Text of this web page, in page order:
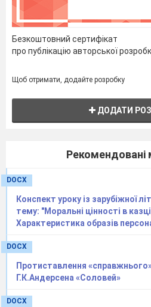
Безкоштовний сертифікат
про публікацію авторської
Щоб отримати, додайте розробку
ДОДАТИ
Рекомендовані
DOCX
Конспект уроку із зарубіжної
тему: "Моральні цінності в
Характеристика образів
DOCX
Протиставлення «справжнього»
Г.К.Андерсена «Соловей»
DOCX